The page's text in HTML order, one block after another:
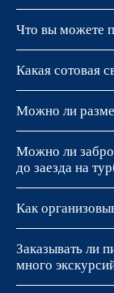
Что вы можете
Какая сотовая
Можно ли
Можно ли
до заезда на
Как
Заказывать ли
много